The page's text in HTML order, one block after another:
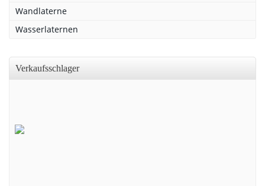
Wandlaterne
Wasserlaternen
Verkaufsschlager